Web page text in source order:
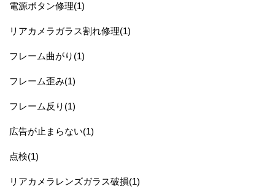
電源ボタン修理(1)
リアカメラガラス割れ修理(1)
フレーム曲がり(1)
フレーム歪み(1)
フレーム反り(1)
広告が止まらない(1)
点検(1)
リアカメラレンズガラス破損(1)